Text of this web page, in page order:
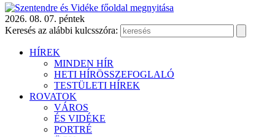
2026. 08. 07. péntek
Keresés az alábbi kulcsszóra:
HÍREK
MINDEN HÍR
HETI HÍRÖSSZEFOGLALÓ
TESTÜLETI HÍREK
ROVATOK
VÁROS
ÉS VIDÉKE
PORTRÉ